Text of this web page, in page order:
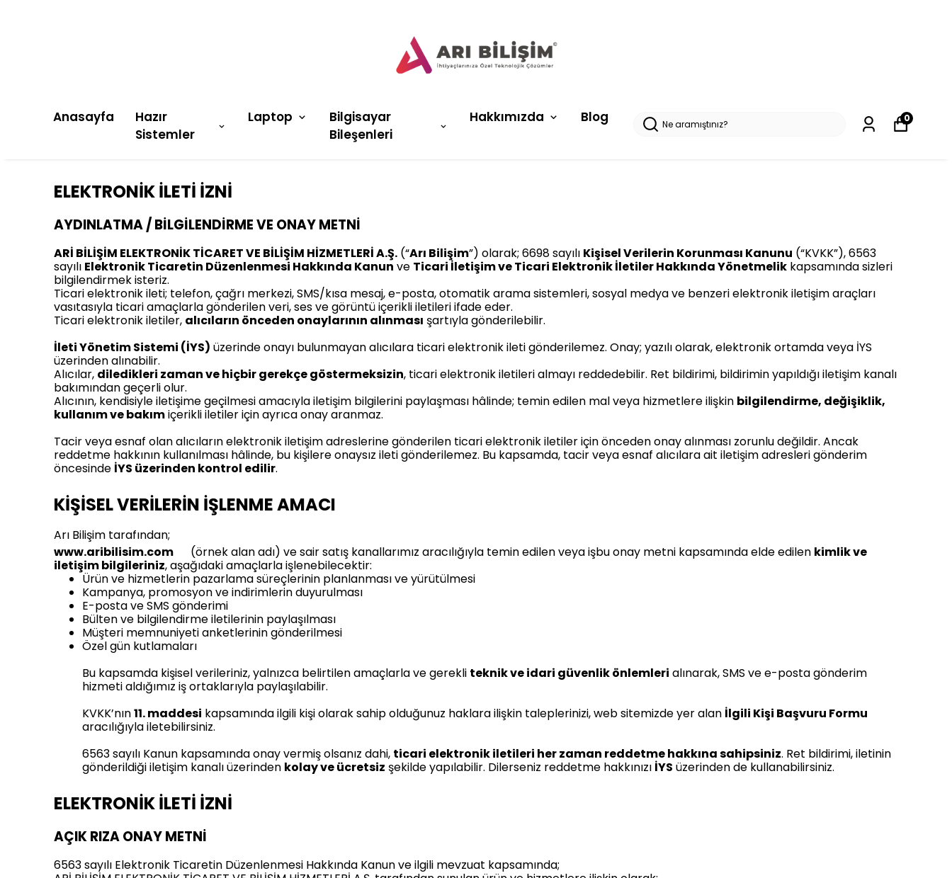
Anasayfa
Hazır
Sistemler
Laptop
Bilgisayar
Bileşenleri
Hakkımızda Blog 0
ELEKTRONİK İLETİ İZNİ
AYDINLATMA / BİLGİLENDİRME VE ONAY METNİ
ARİ BİLİŞİM ELEKTRONİK TİCARET VE BİLİŞİM HİZMETLERİ A.Ş. (“Arı Bilişim”) olarak; 6698 sayılı Kişisel Verilerin Korunması Kanunu (“KVKK”), 6563
sayılı Elektronik Ticaretin Düzenlenmesi Hakkında Kanun ve Ticari İletişim ve Ticari Elektronik İletiler Hakkında Yönetmelik kapsamında sizleri
bilgilendirmek isteriz.
Ticari elektronik ileti; telefon, çağrı merkezi, SMS/kısa mesaj, e-posta, otomatik arama sistemleri, sosyal medya ve benzeri elektronik iletişim araçları
vasıtasıyla ticari amaçlarla gönderilen veri, ses ve görüntü içerikli iletileri ifade eder.
Ticari elektronik iletiler, alıcıların önceden onaylarının alınması şartıyla gönderilebilir.
İleti Yönetim Sistemi (İYS) üzerinde onayı bulunmayan alıcılara ticari elektronik ileti gönderilemez. Onay; yazılı olarak, elektronik ortamda veya İYS
üzerinden alınabilir.
Alıcılar, diledikleri zaman ve hiçbir gerekçe göstermeksizin, ticari elektronik iletileri almayı reddedebilir. Ret bildirimi, bildirimin yapıldığı iletişim kanalı
bakımından geçerli olur.
Alıcının, kendisiyle iletişime geçilmesi amacıyla iletişim bilgilerini paylaşması hâlinde; temin edilen mal veya hizmetlere ilişkin bilgilendirme, değişiklik,
kullanım ve bakımiçerikli iletiler için ayrıca onay aranmaz.
Tacir veya esnaf olan alıcıların elektronik iletişim adreslerine gönderilen ticari elektronik iletiler için önceden onay alınması zorunlu değildir. Ancak
reddetme hakkının kullanılması hâlinde, bu kişilere onaysız ileti gönderilemez. Bu kapsamda, tacir veya esnaf alıcılara ait iletişim adresleri gönderim
öncesinde İYS üzerinden kontrol edilir.
KİŞİSEL VERİLERİN İŞLENME AMACI
Arı Bilişim tarafından;
www.aribilisim.com
(örnek alan adı) ve sair satış kanallarımız aracılığıyla temin edilen veya işbu onay metni kapsamında elde edilen kimlik ve
iletişim bilgileriniz, aşağıdaki amaçlarla işlenebilecektir:
Ürün ve hizmetlerin pazarlama süreçlerinin planlanması ve yürütülmesi
Kampanya, promosyon ve indirimlerin duyurulması
E-posta ve SMS gönderimi
Bülten ve bilgilendirme iletilerinin paylaşılması
Müşteri memnuniyeti anketlerinin gönderilmesi
Özel gün kutlamaları
Bu kapsamda kişisel verileriniz, yalnızca belirtilen amaçlarla ve gerekli teknik ve idari güvenlik önlemleri alınarak, SMS ve e-posta gönderim
hizmeti aldığımız iş ortaklarıyla paylaşılabilir.
KVKK’nın11. maddesi kapsamında ilgili kişi olarak sahip olduğunuz haklara ilişkin taleplerinizi, web sitemizde yer alan İlgili Kişi Başvuru Formu
aracılığıyla iletebilirsiniz.
6563 sayılı Kanun kapsamında onay vermiş olsanız dahi, ticari elektronik iletileri her zaman reddetme hakkına sahipsiniz. Ret bildirimi, iletinin
gönderildiği iletişim kanalı üzerinden kolay ve ücretsiz şekilde yapılabilir. Dilerseniz reddetme hakkınızı İYS üzerinden de kullanabilirsiniz.
ELEKTRONİK İLETİ İZNİ
AÇIK RIZA ONAY METNİ
6563 sayılı Elektronik Ticaretin Düzenlenmesi Hakkında Kanun ve ilgili mevzuat kapsamında;